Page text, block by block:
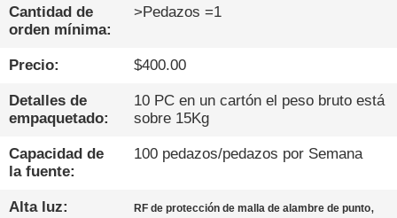
CONTROL
CALIDAD
CONTÁCTENOS
NOTICIAS
Cantidad de
orden mínima:
>Pedazos =1
Precio: $400.00
Detalles de
empaquetado:
10 PC en un cartón el peso bruto está
sobre 15Kg
Capacidad de
la fuente:
100 pedazos/pedazos por Semana
Alta luz: RF de protección de malla de alambre de punto,